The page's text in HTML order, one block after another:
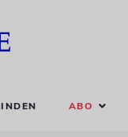
ABO